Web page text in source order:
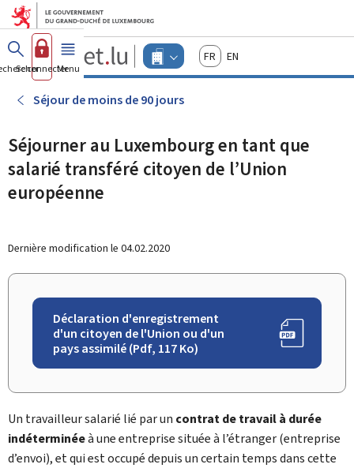
Aller au menu principal
Aller au contenu
Guichet.lu
Changer
d'espace
Menu
actif
FrançaisEnglish
Se connecterMenu principal
Séjour de moins de 90 jours
Séjourner au Luxembourg en tant que
salarié transféré citoyen de l’Union
européenne
Dernière modification le 04.02.2020
Déclaration d'enregistrement
d'un citoyen de l'Union ou d'un
pays assimilé (Pdf, 117 Ko)
Un travailleur salarié lié par un contrat de travail à durée
indéterminéeà une entreprise située à l’étranger (entreprise
d’envoi), et qui est occupé depuis un certain temps dans cette